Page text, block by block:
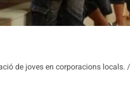
de joves en corporacions locals.